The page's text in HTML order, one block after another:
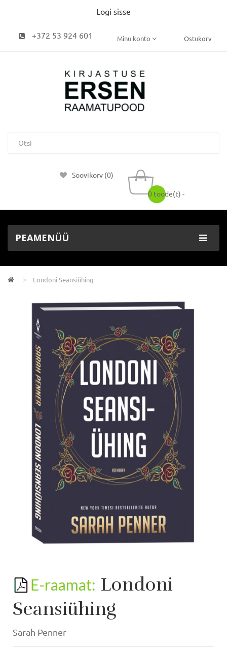
Logi sisse
+372 53 924 601 Minu konto Ostukorv
Soovikorv (0)
0 toode(t) -
PEAMENÜÜ
Londoni Seansiühing
Londoni
Seansiühing
Sarah Penner